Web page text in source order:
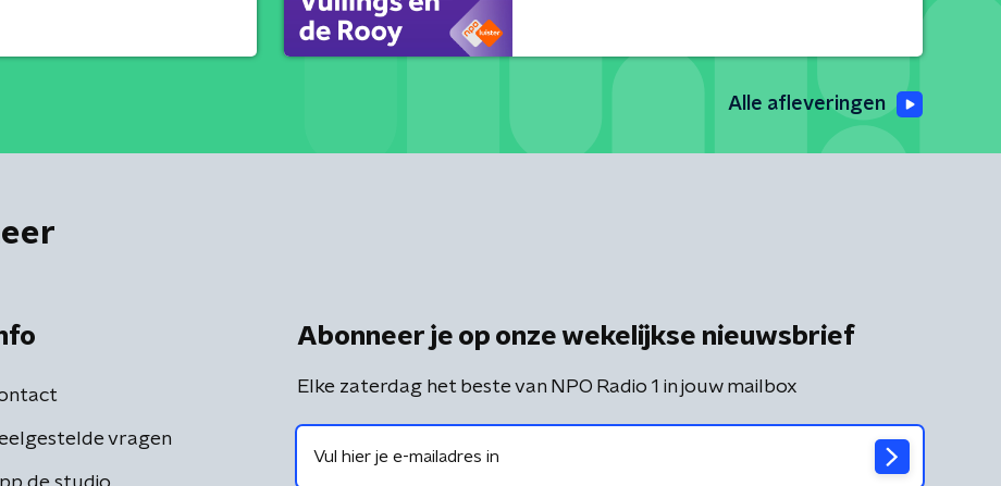
Alle afleveringen
vragen
Abonneer je op onze wekelijkse nieuwsbrief
Elke zaterdag het beste van NPO Radio 1 in jouw mailbox